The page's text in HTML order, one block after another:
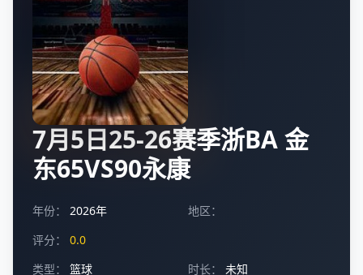
7月5日25-26赛季浙BA 金
东65VS90永康
年份： 2026年
地区：
评分：
0.0
类型：
篮球 时长：
未知